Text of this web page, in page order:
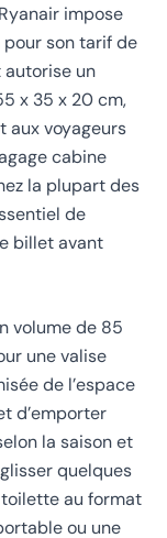
impose
son tarif de
autorise un
x 35 x 20 cm,
aux voyageurs
cabine
la plupart des
de
billet avant
volume de 85
une valise
de l’espace
d’emporter
la saison et
quelques
au format
ou une